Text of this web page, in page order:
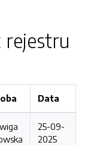
Data
25-09-
2025